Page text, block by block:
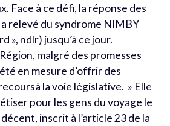
Face à ce défi, la réponse des
relevé du syndrome NIMBY
», ndlr) jusqu’à ce jour.
malgré des promesses
en mesure d’offrir des
la voie législative. » Elle
pour les gens du voyage le
inscrit à l’article 23 de la